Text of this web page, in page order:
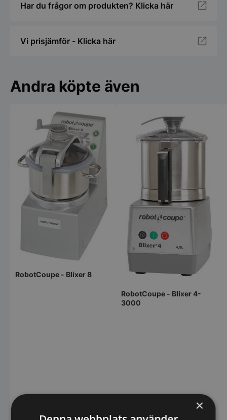
Har du frågor om produkten? Klicka här
Vi prisjämför - Klicka här
Andra köpte även
RobotCoupe - Blixer 8
RobotCoupe - Blixer 4-
3000
×